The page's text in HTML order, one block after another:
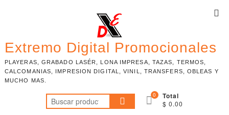
Extremo Digital Promocionales
PLAYERAS, GRABADO LASÉR, LONA IMPRESA, TAZAS, TERMOS,
CALCOMANIAS, IMPRESION DIGITAL, VINIL, TRANSFERS, OBLEAS Y
MUCHO MAS.
Buscar
por:
0 Total
$ 0.00